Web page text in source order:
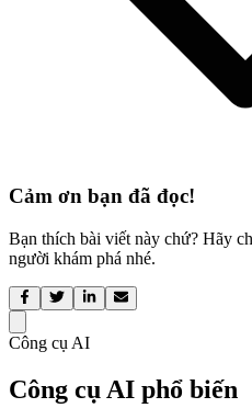
Cảm ơn bạn đã đọc!
Bạn thích bài viết này chứ? Hãy
người khám phá nhé.
Công cụ AI
Công cụ AI phổ biến